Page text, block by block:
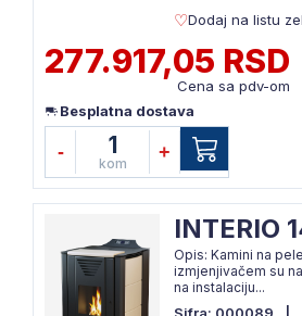
Dodaj na listu
277.917,05 RSD
Cena sa pdv-om
Besplatna dostava
- 1
kom
+
INTERIO
Opis: Kamini na
izmjenjivačem su
na instalaciju...